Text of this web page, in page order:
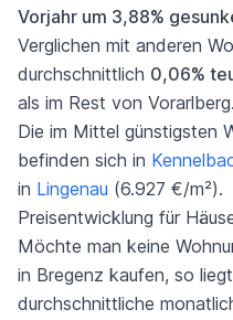
Vorjahr um 3,88%
Verglichen mit anderen
durchschnittlich 0,06%
als im Rest von Vorarlberg.
Die im Mittel günstigsten
befinden sich in
in Lingenau (6.927 €/m²).
Preisentwicklung für
Möchte man keine
in Bregenz kaufen, so
durchschnittliche